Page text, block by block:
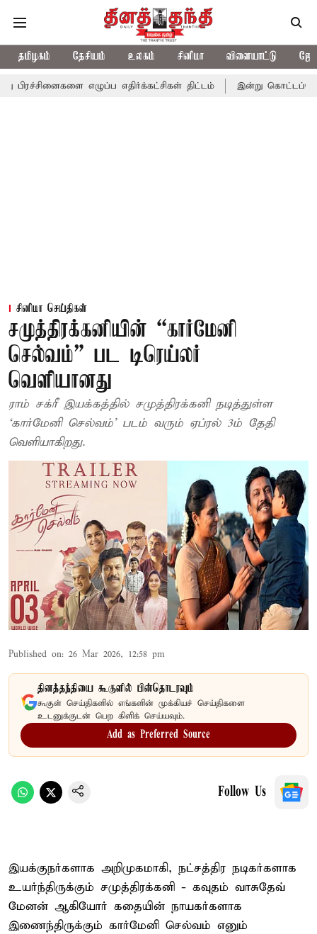
தமிழகம் தேசியம் உலகம் சினிமா விளையாட்டு
எழுப்ப எதிர்க்கட்சிகள் திட்டம் இன்று கொட்டப்போகும்
சினிமா செய்திகள்
சமுத்திரக்கனியின் “கார்மேனி
செல்வம்” பட டிரெய்லர்
வெளியானது
ராம் சக்ரீ இயக்கத்தில் சமுத்திரக்கனி நடித்துள்ள
‘கார்மேனி செல்வம்’ படம் வரும் ஏப்ரல் 3ம் தேதி
வெளியாகிறது.
Published on: 26 Mar 2026, 12:58 pm
தினத்தந்தியை கூகுளில் பின்தொடரவும்
கூகுள் செய்திகளில் எங்களின் முக்கியச் செய்திகளை
உடனுக்குடன் பெற கிளிக் செய்யவும்.
Add as Preferred Source
Follow Us
இயக்குநர்களாக அறிமுகமாகி, நட்சத்திர நடிகர்களாக
உயர்ந்திருக்கும் சமுத்திரக்கனி - கவுதம் வாசுதேவ்
மேனன் ஆகியோர் கதையின் நாயகர்களாக
இணைந்திருக்கும் கார்மேனி செல்வம் எனும்